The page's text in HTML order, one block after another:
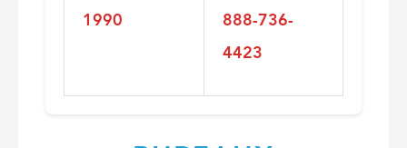
1990
888-736-
4423